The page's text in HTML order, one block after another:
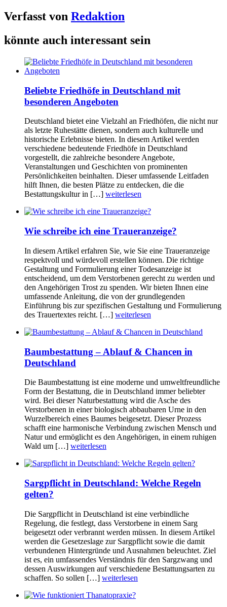
Verfasst von Redaktion
könnte auch interessant sein
Beliebte Friedhöfe in Deutschland mit
besonderen Angeboten
Deutschland bietet eine Vielzahl an Friedhöfen, die nicht nur
als letzte Ruhestätte dienen, sondern auch kulturelle und
historische Erlebnisse bieten. In diesem Artikel werden
verschiedene bedeutende Friedhöfe in Deutschland
vorgestellt, die zahlreiche besondere Angebote,
Veranstaltungen und Geschichten von prominenten
Persönlichkeiten beinhalten. Dieser umfassende Leitfaden
hilft Ihnen, die besten Plätze zu entdecken, die die
Bestattungskultur in […] weiterlesen
Wie schreibe ich eine Traueranzeige?
In diesem Artikel erfahren Sie, wie Sie eine Traueranzeige
respektvoll und würdevoll erstellen können. Die richtige
Gestaltung und Formulierung einer Todesanzeige ist
entscheidend, um dem Verstorbenen gerecht zu werden und
den Angehörigen Trost zu spenden. Wir bieten Ihnen eine
umfassende Anleitung, die von der grundlegenden
Einführung bis zur spezifischen Gestaltung und Formulierung
des Trauertextes reicht. […] weiterlesen
Baumbestattung – Ablauf & Chancen in
Deutschland
Die Baumbestattung ist eine moderne und umweltfreundliche
Form der Bestattung, die in Deutschland immer beliebter
wird. Bei dieser Naturbestattung wird die Asche des
Verstorbenen in einer biologisch abbaubaren Urne in den
Wurzelbereich eines Baumes beigesetzt. Dieser Prozess
schafft eine harmonische Verbindung zwischen Mensch und
Natur und ermöglicht es den Angehörigen, in einem ruhigen
Wald um […] weiterlesen
Sargpflicht in Deutschland: Welche Regeln
gelten?
Die Sargpflicht in Deutschland ist eine verbindliche
Regelung, die festlegt, dass Verstorbene in einem Sarg
beigesetzt oder verbrannt werden müssen. In diesem Artikel
werden die Gesetzeslage zur Sargpflicht sowie die damit
verbundenen Hintergründe und Ausnahmen beleuchtet. Ziel
ist es, ein umfassendes Verständnis für den Sargzwang und
dessen Auswirkungen auf verschiedene Bestattungsarten zu
schaffen. So sollen […] weiterlesen